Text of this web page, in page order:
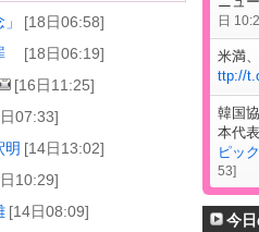
[18日06:58]
[18日06:19]
[16日11:25]
07:33]
明 [14日13:02]
10:29]
[14日08:09]
日
米満
ttp://
韓国
本代
ピック
53]
今